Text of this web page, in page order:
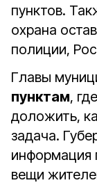
пунктов.
охрана
полиции,
Главы
пунктам,
доложить,
задача.
информация
вещи